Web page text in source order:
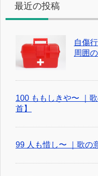
最近の投稿
自傷
周囲
100 ももしきや〜 ｜
首】
99 人も惜し〜 ｜歌の